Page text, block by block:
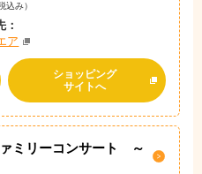
込み）
：
ア
ショッピング
サイトへ
ミリーコンサート ～